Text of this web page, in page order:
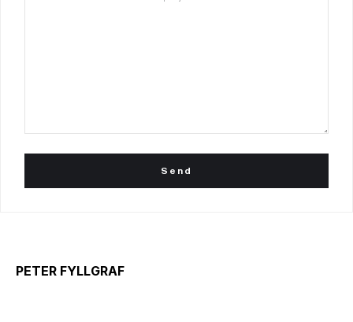
PETER FYLLGRAF